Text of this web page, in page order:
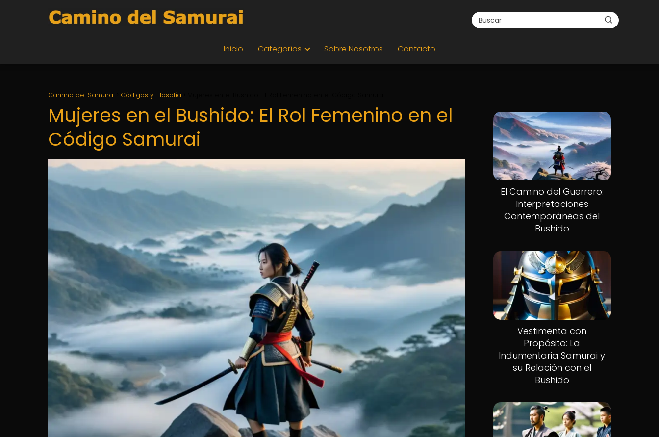
Inicio Categorías Sobre Nosotros Contacto
Camino del Samurai Códigos y Filosofía
Mujeres en el Bushido: El Rol Femenino en el
Código Samurai
El Camino del Guerrero:
Interpretaciones
Contemporáneas del
Bushido
Vestimenta con
Propósito: La
Indumentaria Samurai y
su Relación con el
Bushido